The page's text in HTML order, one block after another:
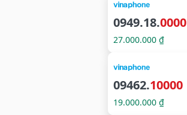
0949.18.0000
27.000.000 ₫
09462.10000
19.000.000 ₫